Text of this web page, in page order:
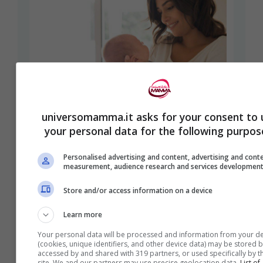
Quando arriva il capoparto e
come distinguerlo: fai
attenzione a questo dettaglio
11 Gennaio 2023 Martina Petrillo
Cosa è importante sapere sul
capoparto: dai sintomi alla sua durata,
universomamma.it asks for your consent to
your personal data for the following
Personalised advertising and content, advertising and
measurement, audience research and services development
Store and/or access information on a device
Learn more
Your personal data will be processed and information from your
(cookies, unique identifiers, and other device data) may be stored
accessed by and shared with 319 partners, or used specifically by